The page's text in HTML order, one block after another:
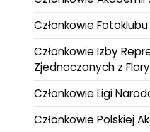
Członkowie
Członkowie Izby
Zjednoczonych z
Członkowie Ligi
Członkowie Polskiej